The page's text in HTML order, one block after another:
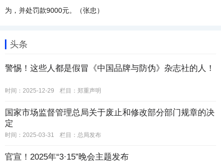
为，并处罚款9000元。（张忠）
头条
警惕！这些人都是假冒《中国品牌与防伪》杂志社的人！
时间：2025-12-29 栏目： 郑重声明
国家市场监督管理总局关于废止和修改部分部门规章的决
定
时间：2025-03-31 栏目： 总局发布
官宣！2025年“3·15”晚会主题发布